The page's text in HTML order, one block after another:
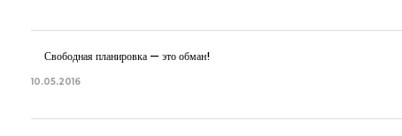
Свободная планировка — это обман!
10.05.2016